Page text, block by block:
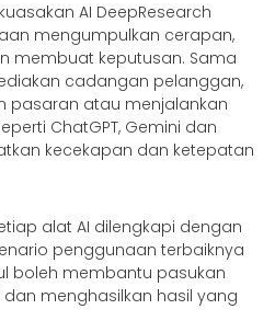
AI DeepResearch
mengumpulkan cerapan,
membuat keputusan. Sama
cadangan pelanggan,
pasaran atau menjalankan
ChatGPT, Gemini dan
kecekapan dan ketepatan
alat AI dilengkapi dengan
penggunaan terbaiknya
boleh membantu pasukan
menghasilkan hasil yang